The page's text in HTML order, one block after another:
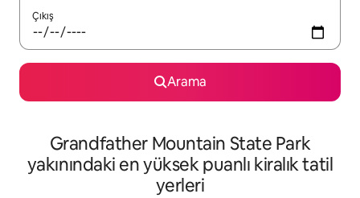
Çıkış
Arama
Grandfather Mountain State Park
yakınındaki en yüksek puanlı kiralık tatil
yerleri